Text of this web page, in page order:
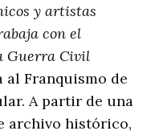
y artistas
con el
Guerra Civil
al Franquismo de
A partir de una
archivo histórico,